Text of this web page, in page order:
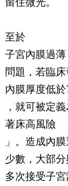
至於
子宮內膜過薄
問題，若臨
內膜厚度低
，就可被定義
著床高風險
」。造成內
少數，大部
多次接受子